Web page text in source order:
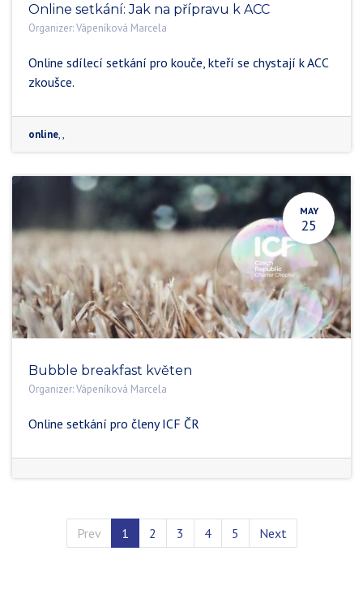
Online setkání: Jak na přípravu k ACC
Organizer:Vápeníková Marcela
Online sdílecí setkání pro kouče, kteří se chystají k ACC
zkoušce.
online,,
MAY
25
Bubble breakfast květen
Organizer:Vápeníková Marcela
Online setkání pro členy ICF ČR
Prev 1 2 3 4 5 Next